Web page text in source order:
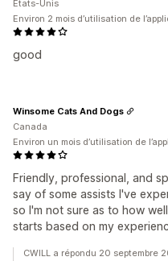
good
États-Unis
Environ 2 mois d’utilisation de
Friendly, professional, and
say of some assists I've
so I'm not sure as to how
starts based on my
Winsome Cats And Dogs
Canada
Environ un mois d’utilisation de
CWILL a répondu 20 septembre